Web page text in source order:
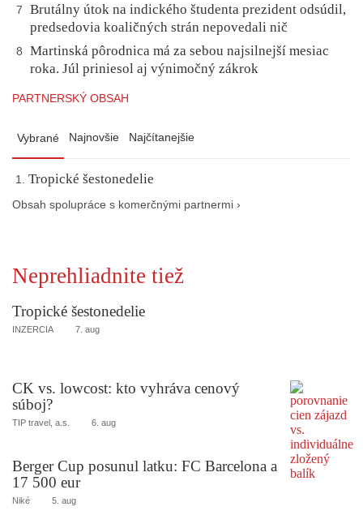
7
Brutálny útok na indického študenta prezident odsúdil,
predsedovia koaličných strán nepovedali nič
8
Martinská pôrodnica má za sebou najsilnejší mesiac
roka. Júl priniesol aj výnimočný zákrok
PARTNERSKÝ OBSAH
Vybrané Najnovšie Najčítanejšie
Tropické šestonedelie
Obsah spolupráce s komerčnými partnermi ›
Neprehliadnite tiež
Tropické šestonedelie
INZERCIA 7. aug
CK vs. lowcost: kto vyhráva cenový
súboj?
TIP travel, a.s. 6. aug
Berger Cup posunul latku: FC Barcelona a
17 500 eur
Niké 5. aug